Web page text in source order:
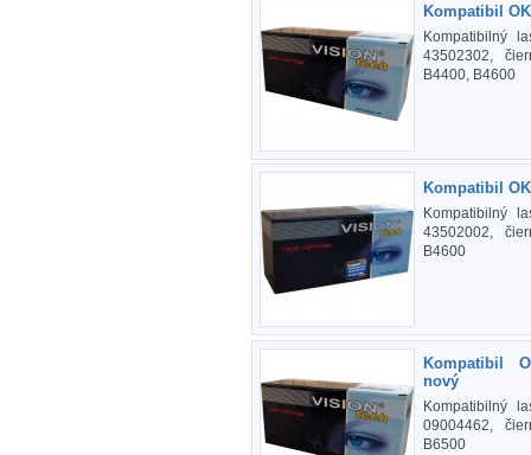
Kompatibil
Kompatibilný
43502302,
B4400, B4600
Kompatibil
Kompatibilný
43502002,
B4600
Kompatibil
nový
Kompatibilný
09004462,
B6500